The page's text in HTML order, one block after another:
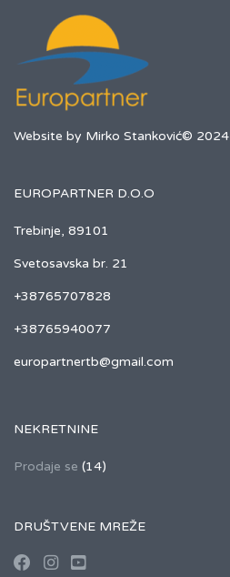
Website by Mirko Stanković© 2024
EUROPARTNER D.O.O
Trebinje, 89101
Svetosavska br. 21
+38765707828
+38765940077
europartnertb@gmail.com
NEKRETNINE
Prodaje se (14)
DRUŠTVENE MREŽE